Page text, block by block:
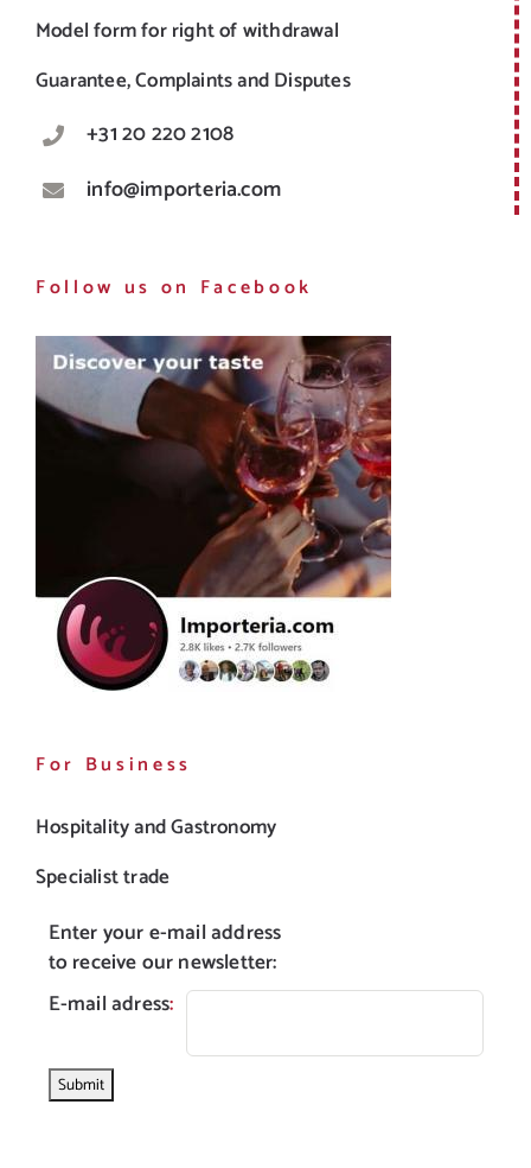
Model form for right of withdrawal
Guarantee, Complaints and Disputes
+31 20 220 2108
info@importeria.com
Follow us on Facebook
For Business
Hospitality and Gastronomy
Specialist trade
Enter your e-mail address
to receive our newsletter:
E-mail adress: